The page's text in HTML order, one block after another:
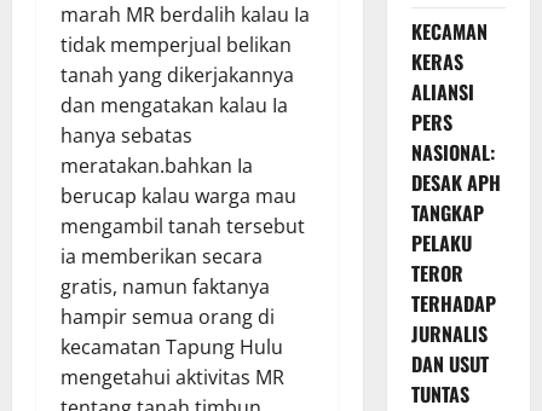
marah MR berdalih kalau Ia
tidak memperjual belikan
tanah yang dikerjakannya
dan mengatakan kalau Ia
hanya sebatas
meratakan.bahkan Ia
berucap kalau warga mau
mengambil tanah tersebut
ia memberikan secara
gratis, namun faktanya
hampir semua orang di
kecamatan Tapung Hulu
mengetahui aktivitas MR
KECAMAN
KERAS
ALIANSI
PERS
NASIONAL:
DESAK APH
TANGKAP
PELAKU
TEROR
TERHADAP
JURNALIS
DAN USUT
TUNTAS